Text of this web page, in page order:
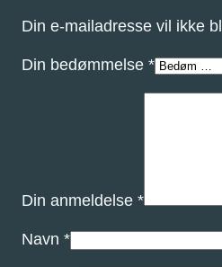
Din e-mailadresse vil ikke
Din bedømmelse *
Din anmeldelse *
Navn *